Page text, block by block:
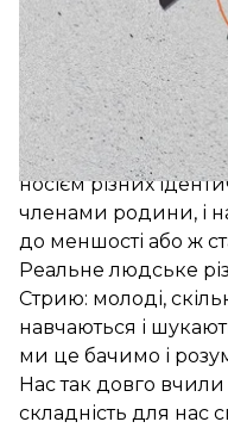
Умовна належність
носієм різних
членами родини, і
до меншості або ж
Реальне людське
Стрию: молоді,
навчаються і
ми це бачимо і
Нас так довго
складність для нас